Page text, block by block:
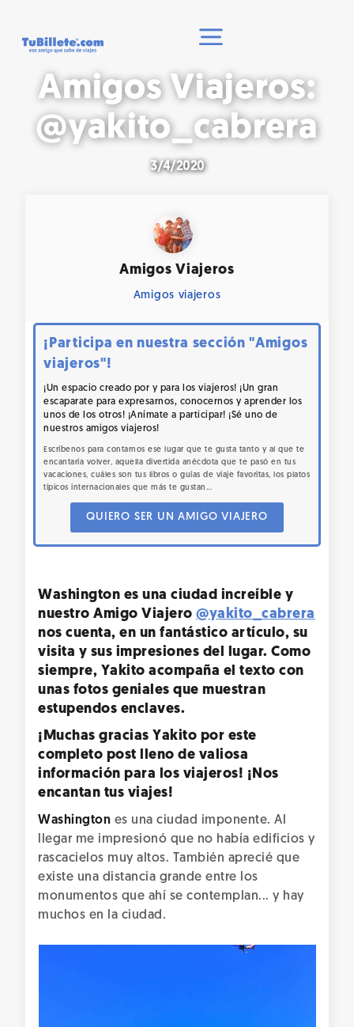
Amigos Viajeros:
@yakito_cabrera
3/4/2020
Amigos Viajeros
Amigos viajeros
¡Participa en nuestra sección "Amigos
viajeros"!
¡Un espacio creado por y para los viajeros! ¡Un gran
escaparate para expresarnos, conocernos y aprender los
unos de los otros! ¡Anímate a participar! ¡Sé uno de
nuestros amigos viajeros!
Escríbenos para contarnos ese lugar que te gusta tanto y al que te
encantaría volver, aquella divertida anécdota que te pasó en tus
vacaciones, cuáles son tus libros o guías de viaje favoritas, los platos
típicos internacionales que más te gustan...
QUIERO SER UN AMIGO VIAJERO
Washington es una ciudad increíble y
nuestro Amigo Viajero@yakito_cabrera
nos cuenta, en un fantástico artículo, su
visita y sus impresiones del lugar. Como
siempre, Yakito acompaña el texto con
unas fotos geniales que muestran
estupendos enclaves.
¡Muchas gracias Yakito por este
completo post lleno de valiosa
información para los viajeros! ¡Nos
encantan tus viajes!
Washington es una ciudad imponente. Al
llegar me impresionó que no había edificios y
rascacielos muy altos. También aprecié que
existe una distancia grande entre los
monumentos que ahí se contemplan... y hay
muchos en la ciudad.